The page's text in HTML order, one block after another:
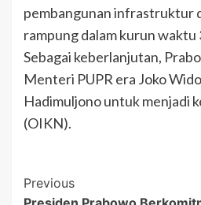
pembangunan infrastruktur
rampung dalam kurun waktu
Sebagai keberlanjutan,
Menteri PUPR era Joko
Hadimuljono untuk menjadi
(OIKN).
Post
Previous